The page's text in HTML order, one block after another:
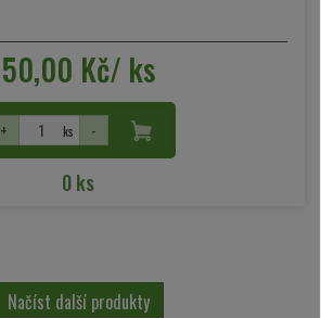
50,00 Kč/ ks
+ ks -
0 ks
Načíst další produkty